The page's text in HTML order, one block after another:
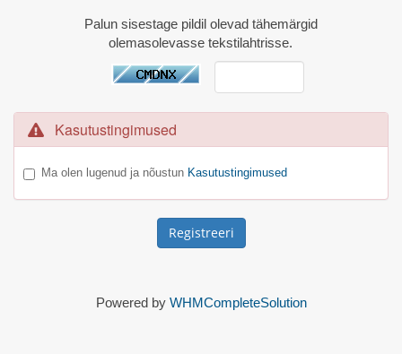
Palun sisestage pildil olevad tähemärgid
olemasolevasse tekstilahtrisse.
Kasutustingimused
Ma olen lugenud ja nõustun Kasutustingimused
Powered by WHMCompleteSolution